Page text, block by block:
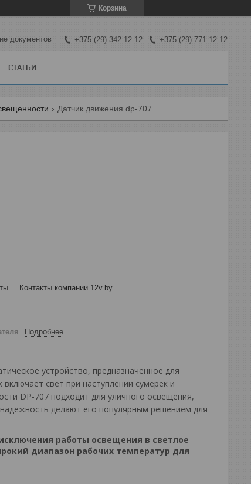
Корзина
документов +375 (29) 342-12-12 +375 (29) 771-12-12
СТАТЬИ
Датчик движения dp-707
Контакты компании 12v.by
Подробнее
устройство, предназначенное для
свет при наступлении сумерек и
DP-707 подходит для уличного освещения,
делают его популярным решением для
работы освещения в светлое
диапазон рабочих температур для